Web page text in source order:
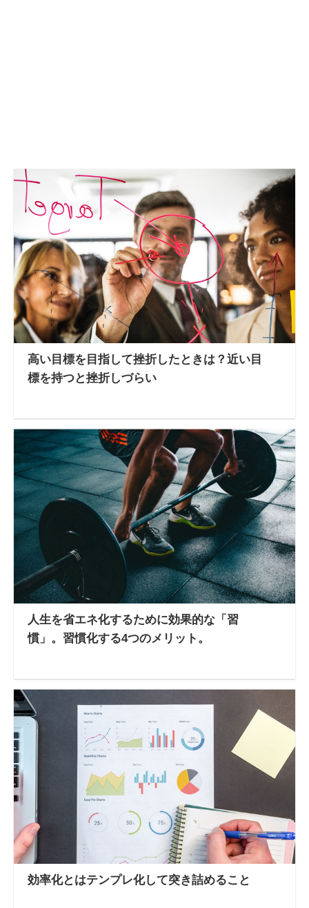
高い目標を目指して挫折したときは？近い目
標を持つと挫折しづらい
人生を省エネ化するために効果的な「習
慣」。習慣化する4つのメリット。
効率化とはテンプレ化して突き詰めること